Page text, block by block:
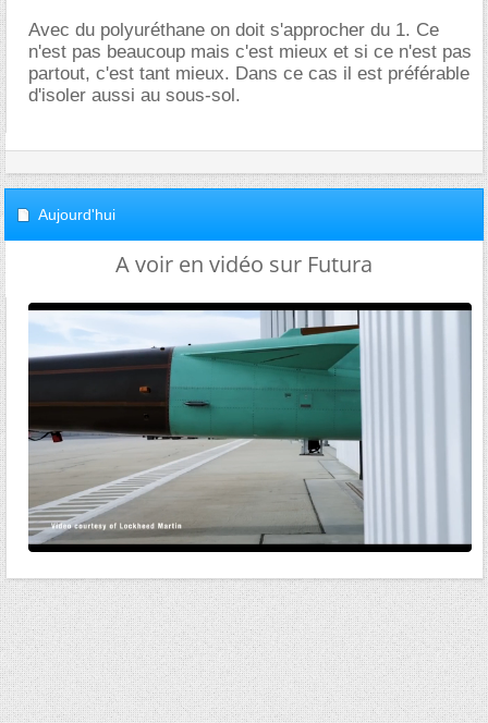
Avec du polyuréthane on doit s'approcher du 1. Ce
n'est pas beaucoup mais c'est mieux et si ce n'est pas
partout, c'est tant mieux. Dans ce cas il est préférable
d'isoler aussi au sous-sol.
Aujourd'hui
A voir en vidéo sur Futura